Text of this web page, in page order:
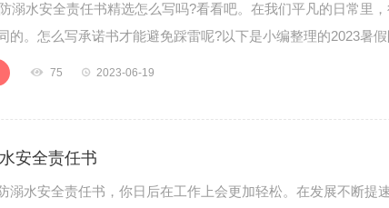
溺水安全责任书精选怎么写吗?看看吧。在我们平凡的日常里
的。怎么写承诺书才能避免踩雷呢?以下是小编整理的2023暑
 75  2023-06-19
安全责任书
溺水安全责任书，你日后在工作上会更加轻松。在发展不断提